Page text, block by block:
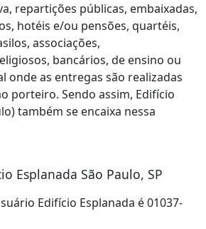
repartições públicas, embaixadas,
hotéis e/ou pensões, quartéis,
associações,
bancários, de ensino ou
onde as entregas são realizadas
porteiro. Sendo assim, Edifício
também se encaixa nessa
Esplanada São Paulo, SP
Edifício Esplanada é 01037-